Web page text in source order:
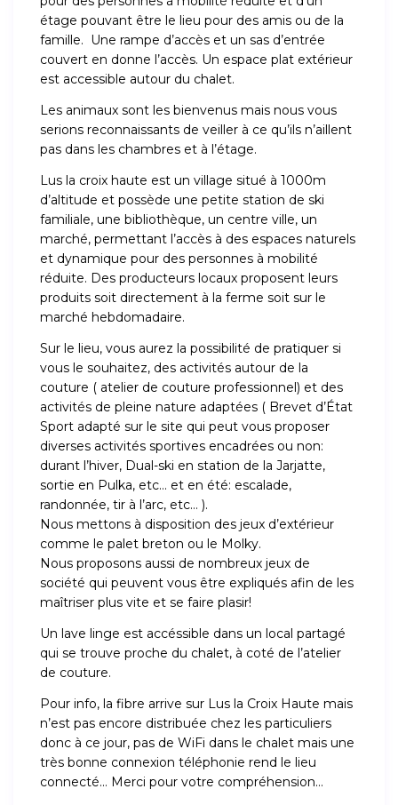
étage pouvant être le lieu pour des amis ou de la
famille. Une rampe d’accès et un sas d’entrée
couvert en donne l’accès. Un espace plat extérieur
est accessible autour du chalet.
Les animaux sont les bienvenus mais nous vous
serions reconnaissants de veiller à ce qu’ils n’aillent
pas dans les chambres et à l’étage.
Lus la croix haute est un village situé à 1000m
d’altitude et possède une petite station de ski
familiale, une bibliothèque, un centre ville, un
marché, permettant l’accès à des espaces naturels
et dynamique pour des personnes à mobilité
réduite. Des producteurs locaux proposent leurs
produits soit directement à la ferme soit sur le
marché hebdomadaire.
Sur le lieu, vous aurez la possibilité de pratiquer si
vous le souhaitez, des activités autour de la
couture ( atelier de couture professionnel) et des
activités de pleine nature adaptées ( Brevet d’État
Sport adapté sur le site qui peut vous proposer
diverses activités sportives encadrées ou non:
durant l’hiver, Dual-ski en station de la Jarjatte,
sortie en Pulka, etc… et en été: escalade,
randonnée, tir à l’arc, etc… ).
Nous mettons à disposition des jeux d’extérieur
comme le palet breton ou le Molky.
Nous proposons aussi de nombreux jeux de
société qui peuvent vous être expliqués afin de les
maîtriser plus vite et se faire plasir!
Un lave linge est accéssible dans un local partagé
qui se trouve proche du chalet, à coté de l’atelier
de couture.
Pour info, la fibre arrive sur Lus la Croix Haute mais
n’est pas encore distribuée chez les particuliers
donc à ce jour, pas de WiFi dans le chalet mais une
très bonne connexion téléphonie rend le lieu
connecté… Merci pour votre compréhension…